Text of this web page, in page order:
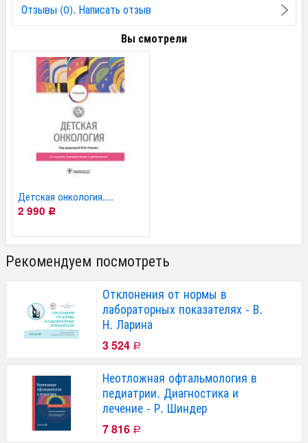
Отзывы (0). Написать отзыв
Вы смотрели
Детская онкология....
2 990 Р
Рекомендуем посмотреть
Отклонения от нормы в
лабораторных показателях - В.
Н. Ларина
3 524 Р
Неотложная офтальмология в
педиатрии. Диагностика и
лечение - Р. Шиндер
7 816 Р